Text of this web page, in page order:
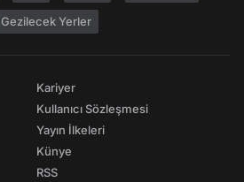
Gezilecek Yerler
Kariyer
Kullanıcı Sözleşmesi
Yayın İlkeleri
Künye
RSS